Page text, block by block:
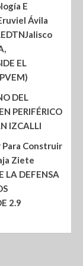
E
Ávila
EL
DEL
PERIFÉRICO
IZCALLI
Para Construir
Ziete
LA DEFENSA
2.9